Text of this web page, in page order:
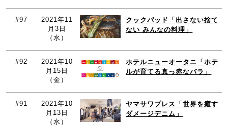
#97
2021年11
月3日
（水）
クックパッド「出さない捨て
ない みんなの料理」
#92
2021年10
月15日
（金）
ホテルニューオータニ「ホテ
ルが育てる真っ赤なバラ」
#91
2021年10
月13日
（水）
ヤマサワプレス「世界を癒す
ダメージデニム」